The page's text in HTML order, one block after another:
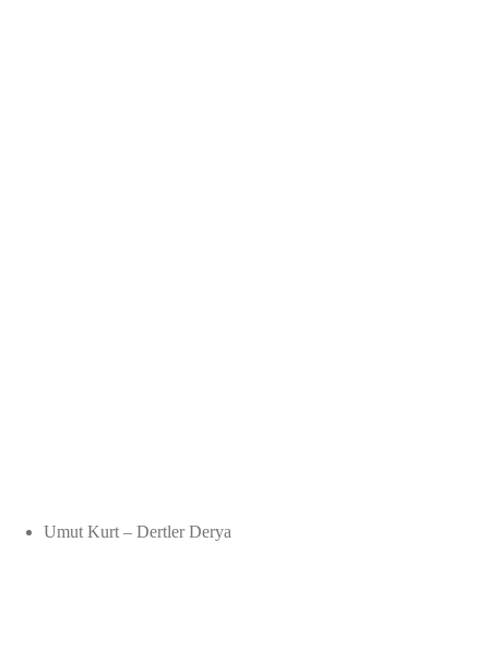
Umut Kurt – Dertler Derya